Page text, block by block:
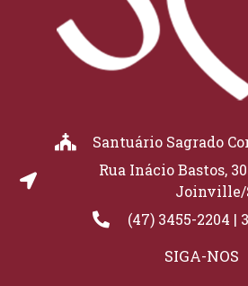
Santuário Sagrado
Rua Inácio Bastos,
Joinville/
(47) 3455-2204 |
SIGA-NOS